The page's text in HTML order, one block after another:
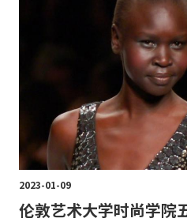
2023-01-09
伦敦艺术大学时尚学院